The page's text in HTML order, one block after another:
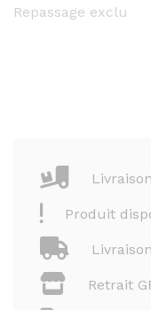
Repassage exclu
Produit
Retrait